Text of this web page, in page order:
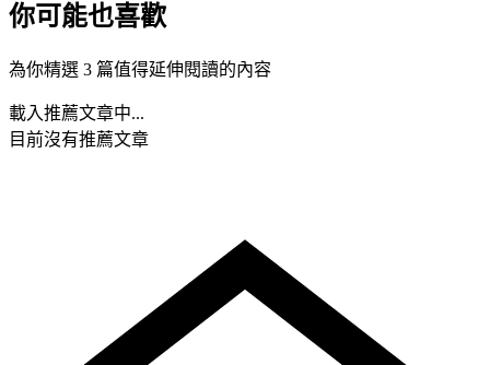
你可能也喜歡
為你精選 3 篇值得延伸閱讀的內容
載入推薦文章中...
目前沒有推薦文章